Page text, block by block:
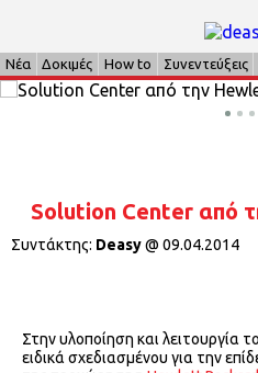
Νέα Δοκιμές How to Συνεντεύξεις
Solution Center από
Συντάκτης: Deasy@ 09.04.2014
Στην υλοποίηση και λειτουργία
ειδικά σχεδιασμένου για την